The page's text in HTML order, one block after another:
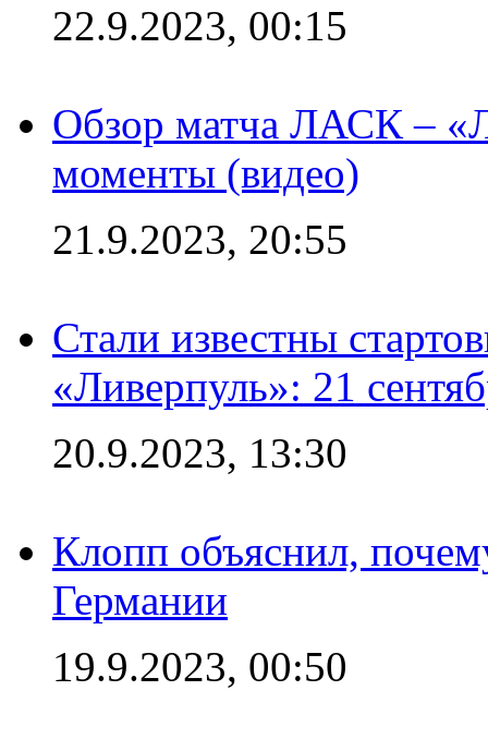
22.9.2023, 00:15
Обзор матча ЛАСК –
моменты (видео)
21.9.2023, 20:55
Стали известны
«Ливерпуль»: 21
20.9.2023, 13:30
Клопп объяснил,
Германии
19.9.2023, 00:50